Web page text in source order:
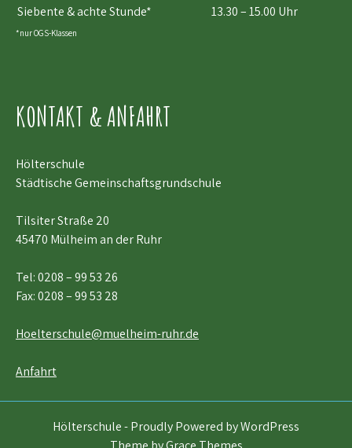
Siebente & achte Stunde*
13.30 – 15.00 Uhr
*nur OGS-Klassen
KONTAKT & ANFAHRT
Hölterschule
Städtische Gemeinschaftsgrundschule
Tilsiter Straße 20
45470 Mülheim an der Ruhr
Tel:0208 – 99 53 26
Fax: 0208 – 99 53 28
Hoelterschule@muelheim-ruhr.de
Anfahrt
Hölterschule - Proudly Powered by WordPress